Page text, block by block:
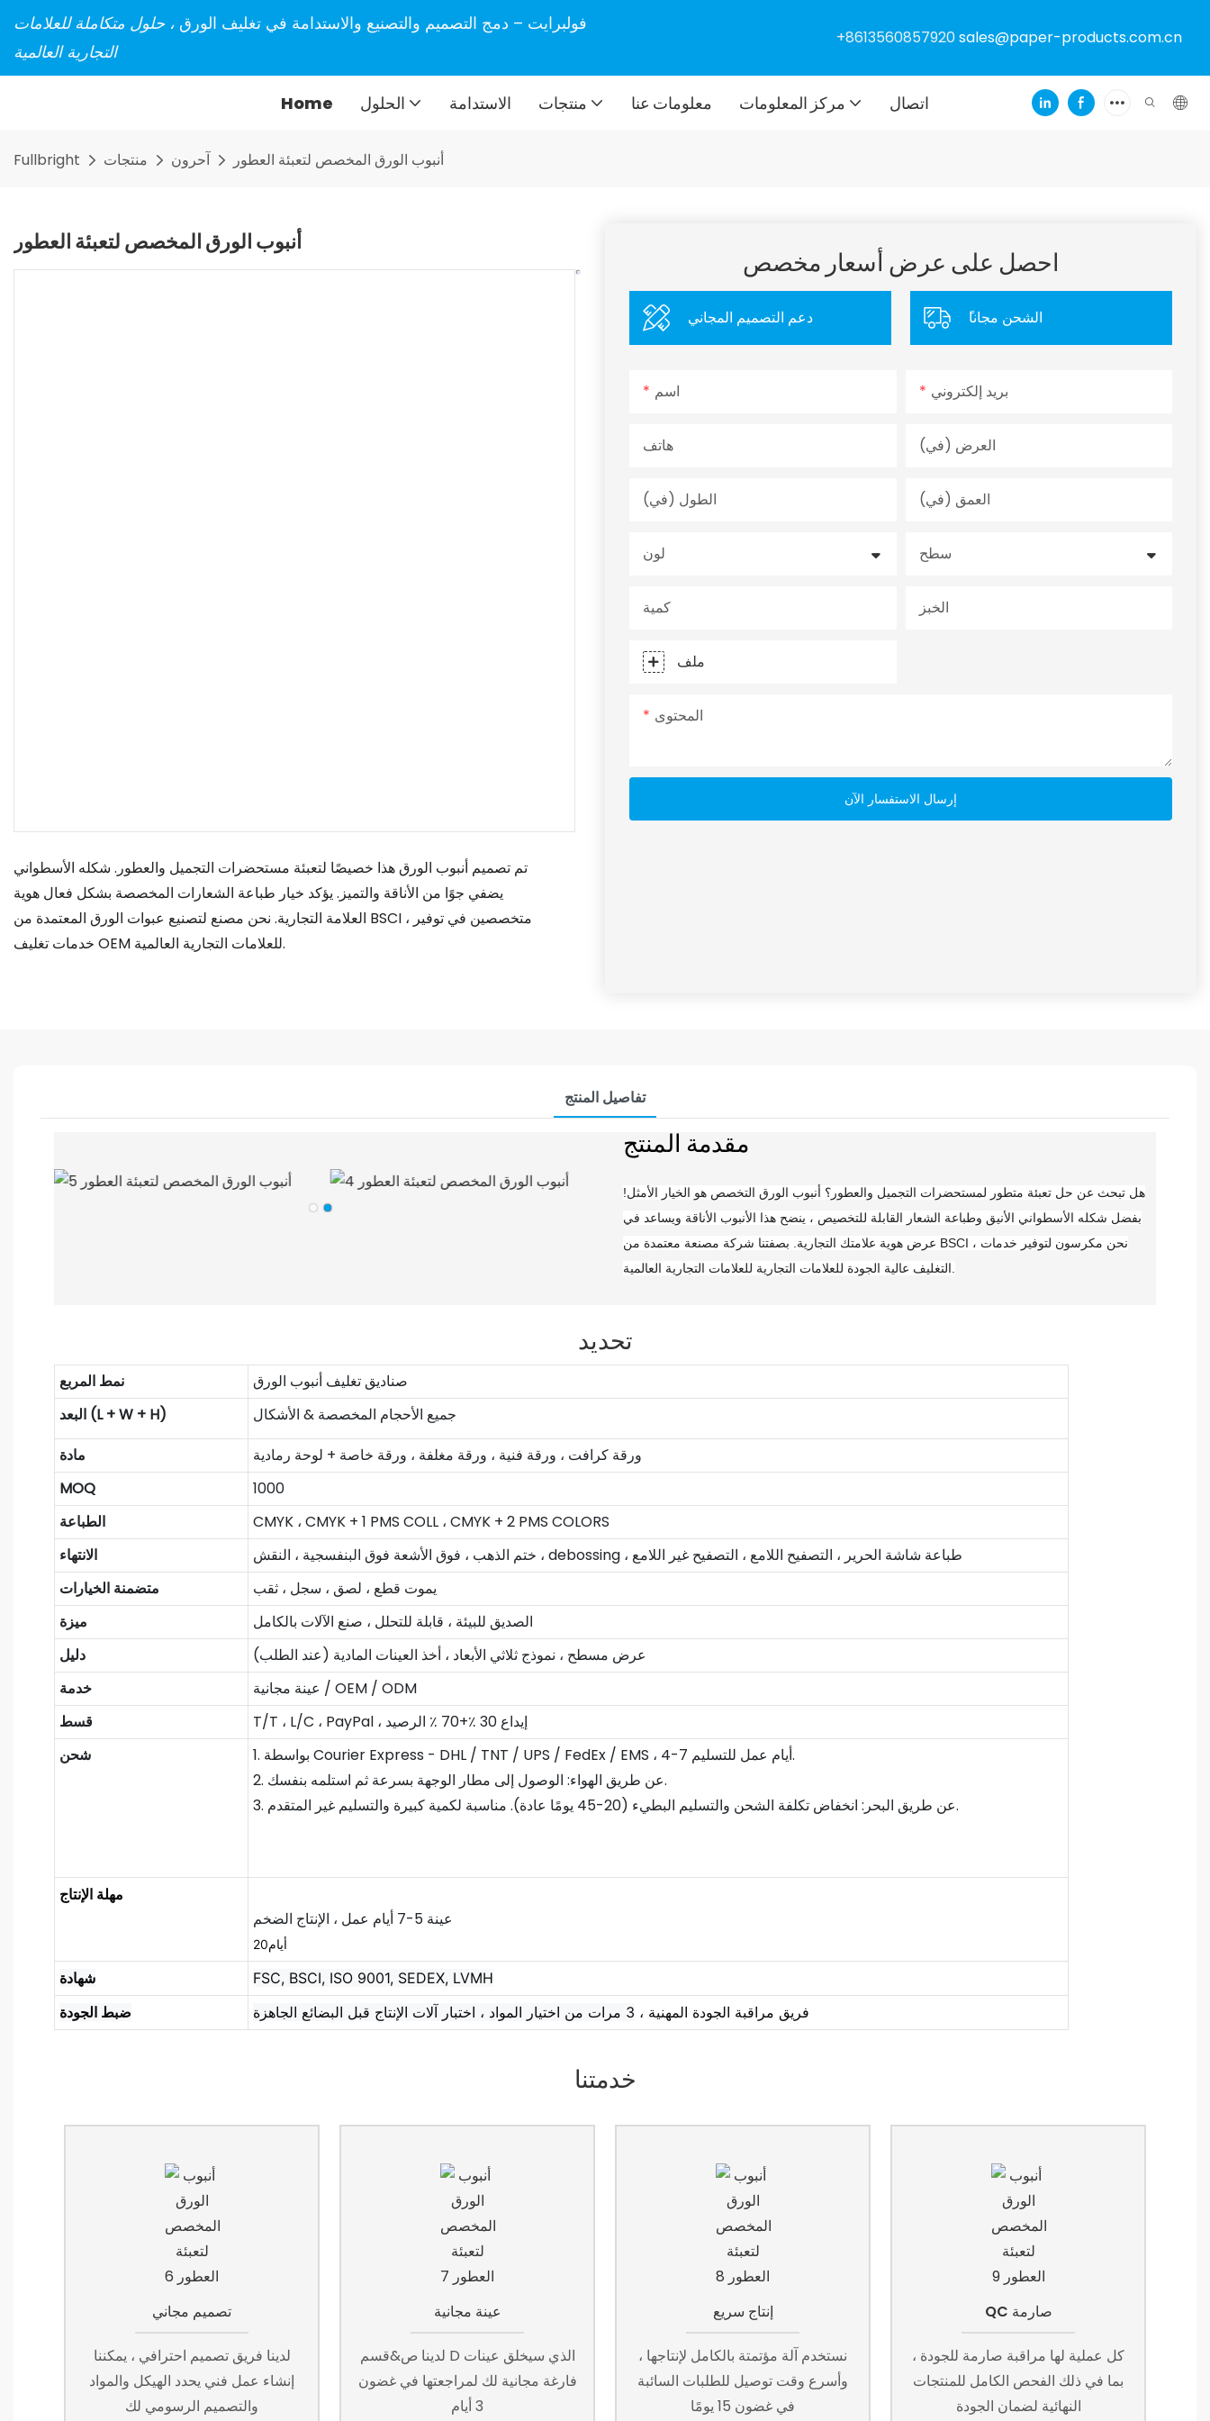
فولبرايت – دمج التصميم والتصنيع والاستدامة في تغليف الورق ، حلول متكاملة للعلامات
التجارية العالمية
+8613560857920sales@paper-products.com.cn
Home الحلول الاستدامة منتجات معلومات عنا مركز المعلومات اتصال
Fullbright منتجات آحرون أنبوب الورق المخصص لتعبئة العطور
أنبوب الورق المخصص لتعبئة العطور
تم تصميم أنبوب الورق هذا خصيصًا لتعبئة مستحضرات التجميل والعطور. شكله الأسطواني
يضفي جوًا من الأناقة والتميز. يؤكد خيار طباعة الشعارات المخصصة بشكل فعال هوية
العلامة التجارية. نحن مصنع لتصنيع عبوات الورق المعتمدة من BSCI ، متخصصين في توفير
خدمات تغليف OEM للعلامات التجارية العالمية.
احصل على عرض أسعار مخصص
دعم التصميم المجاني ًالشحن مجانا
اسم بريد إلكتروني
هاتف العرض (في)
الطول (في) العمق (في)
لون سطح
كمية الخبز
ملف
المحتوى
إرسال الاستفسار الآن
تفاصيل المنتج
مقدمة المنتج
هل تبحث عن حل تعبئة متطور لمستحضرات التجميل والعطور؟ أنبوب الورق التخصص هو الخيار الأمثل!
بفضل شكله الأسطواني الأنيق وطباعة الشعار القابلة للتخصيص ، ينضح هذا الأنبوب الأناقة ويساعد في
عرض هوية علامتك التجارية. بصفتنا شركة مصنعة معتمدة من BSCI ، نحن مكرسون لتوفير خدمات
التغليف عالية الجودة للعلامات التجارية للعلامات التجارية العالمية.
تحديد
نمط المربع
صناديق تغليف أنبوب الورق
البعد (L + W + H)
جميع الأحجام المخصصة & الأشكال
مادة
ورقة كرافت ، ورقة فنية ، ورقة مغلفة ، ورقة خاصة + لوحة رمادية
MOQ
1000
الطباعة
CMYK ، CMYK + 1 PMS COLL ، CMYK + 2 PMS COLORS
الانتهاء
ختم الذهب ، فوق الأشعة فوق البنفسجية ، النقش ، debossing ، طباعة شاشة الحرير ، التصفيح اللامع ، التصفيح غير اللامع
متضمنة الخيارات
يموت قطع ، لصق ، سجل ، ثقب
ميزة
الصديق للبيئة ، قابلة للتحلل ، صنع الآلات بالكامل
دليل
عرض مسطح ، نموذج ثلاثي الأبعاد ، أخذ العينات المادية (عند الطلب)
خدمة
عينة مجانية / OEM / ODM
قسط
T/T ، L/C ، PayPal ، إيداع 30 ٪+70 ٪ الرصيد
شحن
1. بواسطة Courier Express - DHL / TNT / UPS / FedEx / EMS ، 4-7 أيام عمل للتسليم.
2. عن طريق الهواء: الوصول إلى مطار الوجهة بسرعة ثم استلمه بنفسك.
3. عن طريق البحر: انخفاض تكلفة الشحن والتسليم البطيء (20-45 يومًا عادة). مناسبة لكمية كبيرة والتسليم غير المتقدم.
مهلة الإنتاج
أيام20
شهادة
FSC, BSCI, ISO 9001, SEDEX, LVMH
ضبط الجودة
فريق مراقبة الجودة المهنية ، 3 مرات من اختيار المواد ، اختبار آلات الإنتاج قبل البضائع الجاهزة
خدمتنا
تصميم مجاني
لدينا فريق تصميم احترافي ، يمكننا
إنشاء عمل فني يحدد الهيكل والمواد
والتصميم الرسومي لك
عينة مجانية
لدينا ص&قسم D الذي سيخلق عينات
فارغة مجانية لك لمراجعتها في غضون
3 أيام
إنتاج سريع
نستخدم آلة مؤتمتة بالكامل لإنتاجها ،
وأسرع وقت توصيل للطلبات السائبة
في غضون 15 يومًا
QC صارمة
كل عملية لها مراقبة صارمة للجودة ،
بما في ذلك الفحص الكامل للمنتجات
النهائية لضمان الجودة